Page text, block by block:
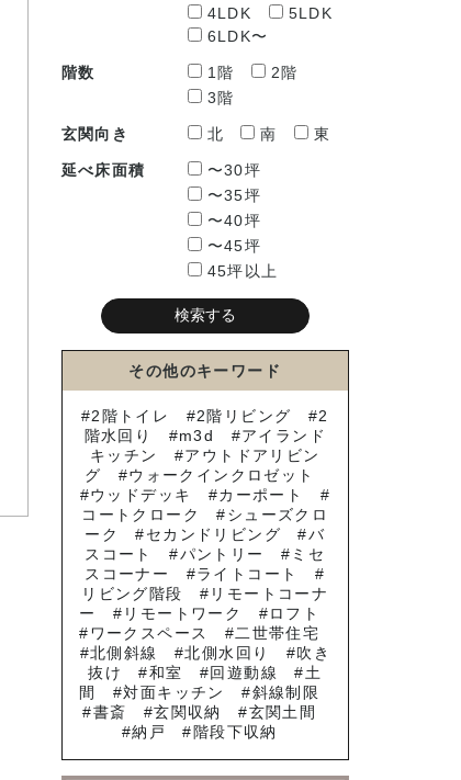
4LDK
5LDK
6LDK〜
階数 1階
2階
3階
玄関向き 北 南 東
延べ床面積
〜30坪
〜35坪
〜40坪
〜45坪
45坪以上
その他のキーワード
2階トイレ 2階リビング
2
階水回り
m3d
アイランド
キッチン
アウトドアリビン
グ
ウォークインクロゼット
ウッドデッキ
カーポート
コートクローク
シューズクロ
ーク
セカンドリビング
バ
スコート
パントリー
ミセ
スコーナー
ライトコート
リビング階段
リモートコーナ
ー
リモートワーク
ロフト
ワークスペース
二世帯住宅
北側斜線
北側水回り
吹き
抜け
和室 回遊動線
土
間
対面キッチン
斜線制限
書斎
玄関収納
玄関土間
納戸
階段下収納